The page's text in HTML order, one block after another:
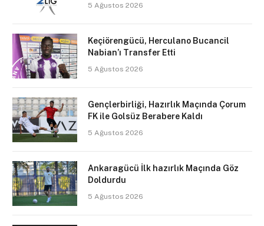
5 Ağustos 2026
Keçiörengücü, Herculano Bucancil
Nabian’ı Transfer Etti
5 Ağustos 2026
Gençlerbirliği, Hazırlık Maçında Çorum
FK ile Golsüz Berabere Kaldı
5 Ağustos 2026
Ankaragücü İlk hazırlık Maçında Göz
Doldurdu
5 Ağustos 2026